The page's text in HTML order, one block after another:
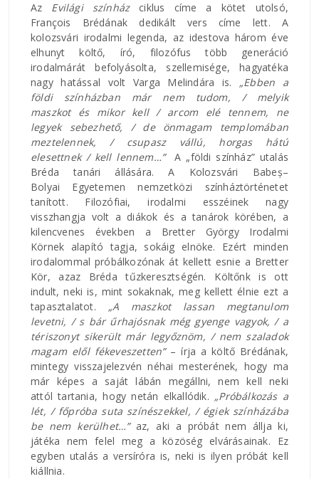
Az Evilági színház ciklus címe a kötet utolsó,
François Brédának dedikált vers címe lett. A
kolozsvári irodalmi legenda, az idestova három éve
elhunyt költő, író, filozófus több generáció
irodalmárát befolyásolta, szellemisége, hagyatéka
nagy hatással volt Varga Melindára is. „Ebben a
földi színházban már nem tudom, / melyik
maszkot és mikor kell / arcom elé tennem, ne
legyek sebezhető, / de önmagam templomában
meztelennek, / csupasz vállú, horgas hátú
elesettnek / kell lennem…”A „földi színház” utalás
Bréda tanári állására. A Kolozsvári Babeș–
Bolyai Egyetemen nemzetközi színháztörténetet
tanított. Filozófiai, irodalmi esszéinek nagy
visszhangja volt a diákok és a tanárok körében, a
kilencvenes években a Bretter György Irodalmi
Körnek alapító tagja, sokáig elnöke. Ezért minden
irodalommal próbálkozónak át kellett esnie a Bretter
Kör, azaz Bréda tűzkeresztségén. Költőnk is ott
indult, neki is, mint sokaknak, meg kellett élnie ezt a
tapasztalatot. „A maszkot lassan megtanulom
levetni, / s bár űrhajósnak még gyenge vagyok, / a
tériszonyt sikerült már legyőznöm, / nem szaladok
magam elől fékeveszetten” – írja a költő Brédának,
mintegy visszajelezvén néhai mesterének, hogy ma
már képes a saját lábán megállni, nem kell neki
attól tartania, hogy netán elkallódik. „Próbálkozás a
lét, / főpróba suta színészekkel, / égiek színházába
be nem kerülhet…”az, aki a próbát nem állja ki,
játéka nem felel meg a közöség elvárásainak. Ez
egyben utalás a versíróra is, neki is ilyen próbát kell
kiállnia.